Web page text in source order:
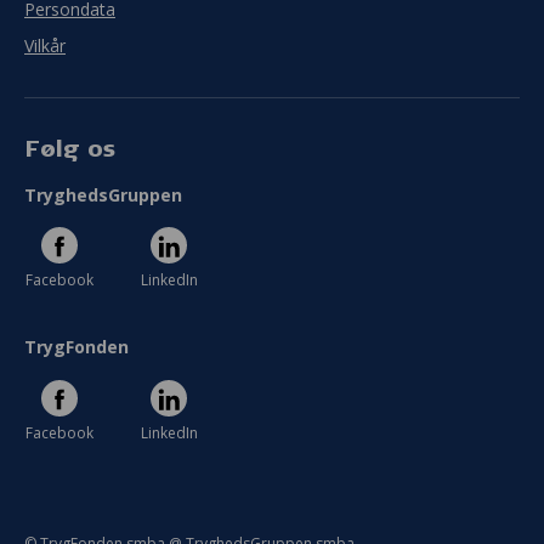
Persondata
Vilkår
Følg os
TryghedsGruppen
Facebook LinkedIn
TrygFonden
Facebook LinkedIn